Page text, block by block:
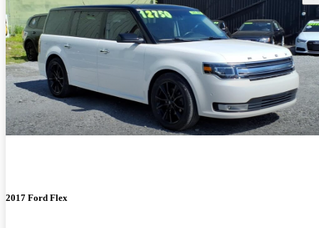
2017 Ford Flex